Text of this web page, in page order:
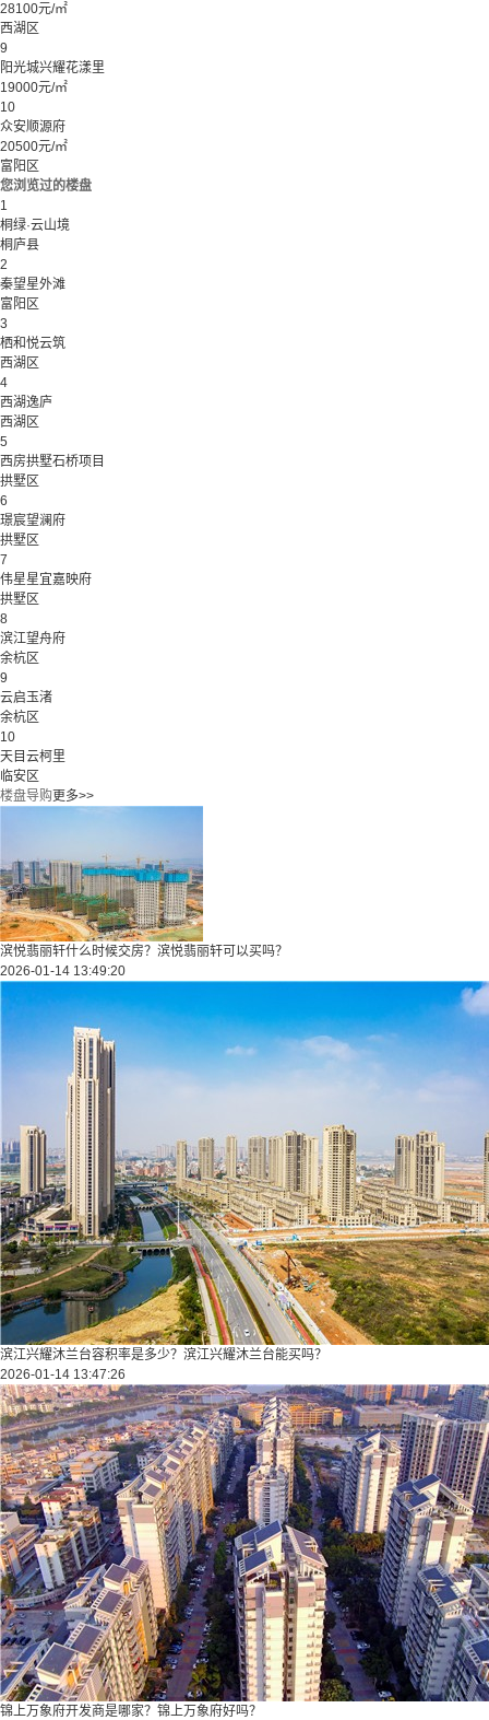
28100元/㎡
西湖区
9
阳光城兴耀花漾里
19000元/㎡
10
众安顺源府
20500元/㎡
富阳区
您浏览过的楼盘
1
桐绿·云山境
桐庐县
2
秦望星外滩
富阳区
3
栖和悦云筑
西湖区
4
西湖逸庐
西湖区
5
西房拱墅石桥项目
拱墅区
6
璟宸望澜府
拱墅区
7
伟星星宜嘉映府
拱墅区
8
滨江望舟府
余杭区
9
云启玉渚
余杭区
10
天目云柯里
临安区
楼盘导购更多>>
滨悦翡丽轩什么时候交房？滨悦翡丽轩可以买吗？
2026-01-14 13:49:20
滨江兴耀沐兰台容积率是多少？滨江兴耀沐兰台能买吗？
2026-01-14 13:47:26
锦上万象府开发商是哪家？锦上万象府好吗？